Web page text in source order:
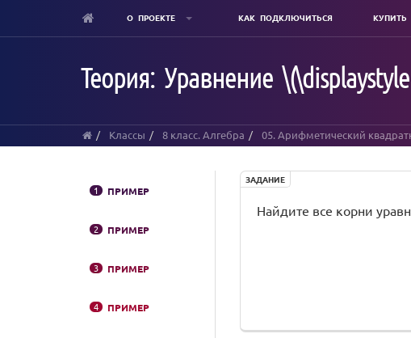
О ПРОЕКТЕ КАК ПОДКЛЮЧИТЬСЯ КУПИТЬ
Теория: Уравнение
Классы 8 класс. Алгебра 05. Арифметический
1 ПРИМЕР
2 ПРИМЕР
3 ПРИМЕР
4 ПРИМЕР
ЗАДАНИЕ
Найдите все корни